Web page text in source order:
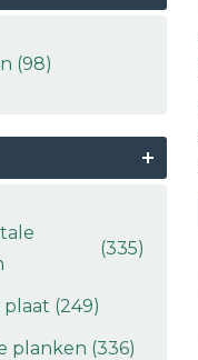
(98)
(335)
(249)
planken (336)